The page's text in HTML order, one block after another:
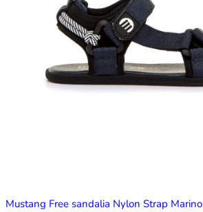
Mustang Free sandalia Nylon Strap Marino